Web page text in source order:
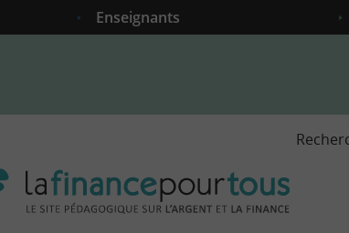
Enseignants
finance